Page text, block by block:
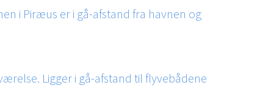
i Piræus er i gå-afstand fra havnen og
Ligger i gå-afstand til flyvebådene